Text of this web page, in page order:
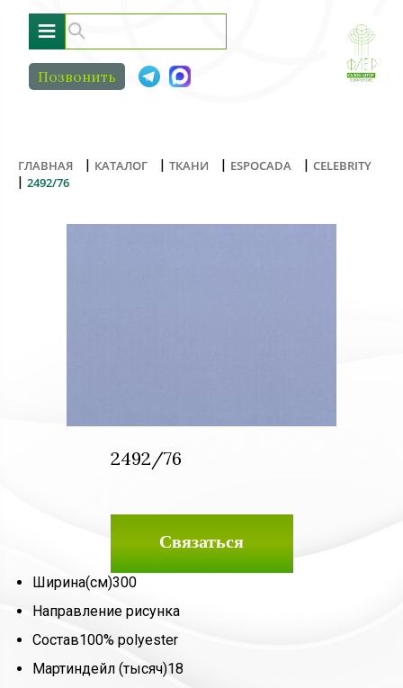
≡
Позвонить
ГЛАВНАЯ | КАТАЛОГ | ТКАНИ | ESPOCADA | CELEBRITY
| 2492/76
2492/76
Связаться
Ширина(см)300
Направление рисунка
Состав100% polyester
Мартиндейл (тысяч)18